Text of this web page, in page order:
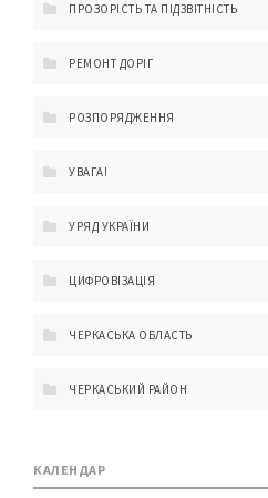
ПРОЗОРІСТЬ ТА ПІДЗВІТНІСТЬ
РЕМОНТ ДОРІГ
РОЗПОРЯДЖЕННЯ
УВАГА!
УРЯД УКРАЇНИ
ЦИФРОВІЗАЦІЯ
ЧЕРКАСЬКА ОБЛАСТЬ
ЧЕРКАСЬКИЙ РАЙОН
КАЛЕНДАР